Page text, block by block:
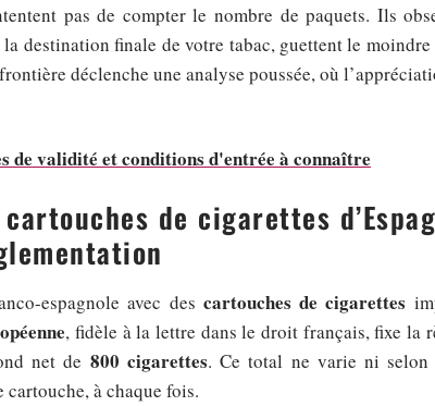
pas de compter le nombre de paquets. Ils
destination finale de votre tabac, guettent le
déclenche une analyse poussée, où
de validité et conditions d'entrée à connaître
de cigarettes
espagnole avec des cartouches de cigarettes
, fidèle à la lettre dans le droit français, fixe la
net de 800 cigarettes. Ce total ne varie ni
à chaque fois.